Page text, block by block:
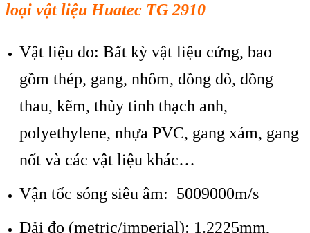
loại vật liệu Huatec TG 2910
Vật liệu đo: Bất kỳ vật liệu cứng, bao
gồm thép, gang, nhôm, đồng đỏ, đồng
thau, kẽm, thủy tinh thạch anh,
polyethylene, nhựa PVC, gang xám, gang
nốt và các vật liệu khác…
Vận tốc sóng siêu âm: 5009000m/s
Dải đo (metric/imperial): 1.2225mm,